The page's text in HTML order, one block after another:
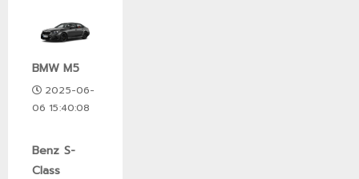
BMW M5
2025-06-
06 15:40:08
Benz S-
Class